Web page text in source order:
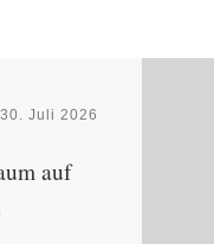
30. Juli 2026
auf